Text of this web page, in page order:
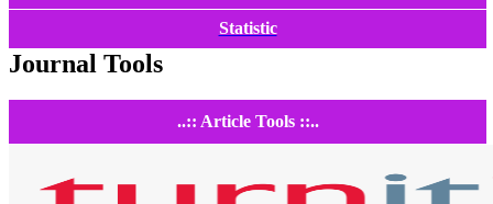
Statistic
Journal Tools
..:: Article Tools ::..